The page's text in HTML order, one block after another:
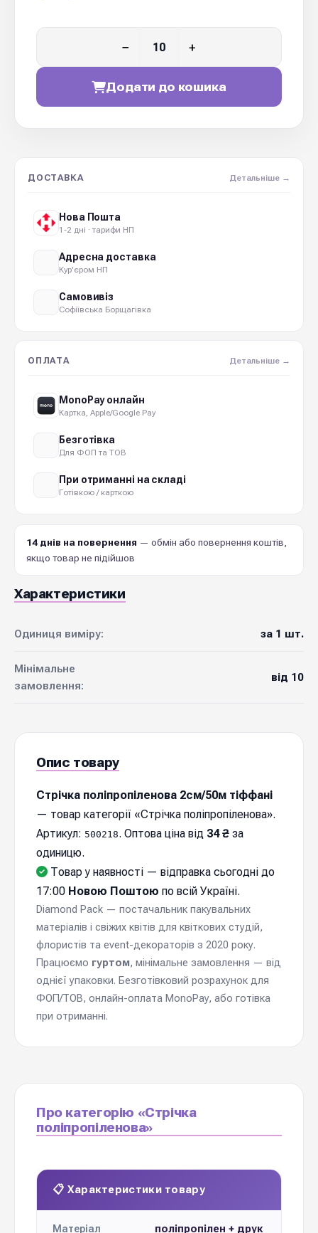
− +
Додати до кошика
ДОСТАВКА Детальніше →
Нова Пошта
1-2 дні · тарифи НП
Адресна доставка
Кур'єром НП
Самовивіз
Софіївська Борщагівка
ОПЛАТА Детальніше →
MonoPay онлайн
Картка, Apple/Google Pay
Безготівка
Для ФОП та ТОВ
При отриманні на складі
Готівкою / карткою
14 днів на повернення — обмін або повернення коштів,
якщо товар не підійшов
Характеристики
Одиниця виміру: за 1 шт.
Мінімальне
замовлення:
від 10
Опис товару
Стрічка поліпропіленова 2см/50м тіффані
— товар категорії «Стрічка поліпропіленова».
Артикул: 500218. Оптова ціна від 34 ₴ за
одиницю.
Товар у наявності — відправка cьогодні до
17:00 Новою Поштою по всій Україні.
Diamond Pack — постачальник пакувальних
матеріалів і свіжих квітів для квіткових студій,
флористів та event-декораторів з 2020 року.
Працюємо гуртом, мінімальне замовлення — від
однієї упаковки. Безготівковий розрахунок для
ФОП/ТОВ, онлайн-оплата MonoPay, або готівка
при отриманні.
Про категорію «Стрічка
поліпропіленова»
📋 Характеристики товару
Матеріал поліпропілен + друк